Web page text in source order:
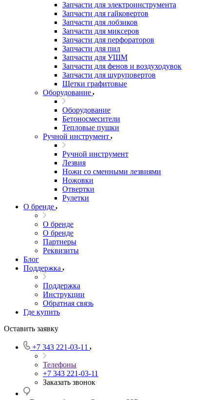
Запчасти для электроинструмента
Запчасти для гайковертов
Запчасти для лобзиков
Запчасти для миксеров
Запчасти для перфораторов
Запчасти для пил
Запчасти для УШМ
Запчасти для фенов и воздуходувок
Запчасти для шуруповертов
Щетки графитовые
Оборудование
Оборудование
Бетоносмесители
Тепловые пушки
Ручной инструмент
Ручной инструмент
Лезвия
Ножи со сменными лезвиями
Ножовки
Отвертки
Рулетки
О бренде
О бренде
О бренде
Партнеры
Реквизиты
Блог
Поддержка
Поддержка
Инструкции
Обратная связь
Где купить
Оставить заявку
+7 343 221-03-11
Телефоны
+7 343 221-03-11
Заказать звонок